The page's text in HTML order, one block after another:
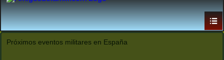
Próximos eventos militares en España